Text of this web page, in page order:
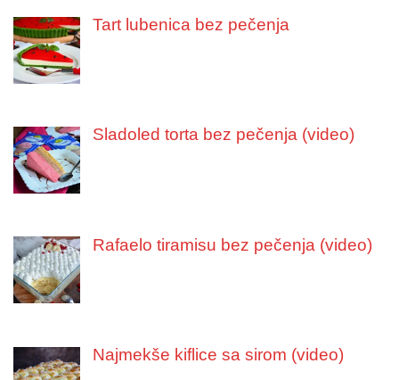
Tart lubenica bez pečenja
Sladoled torta bez pečenja (video)
Rafaelo tiramisu bez pečenja (video)
Najmekše kiflice sa sirom (video)